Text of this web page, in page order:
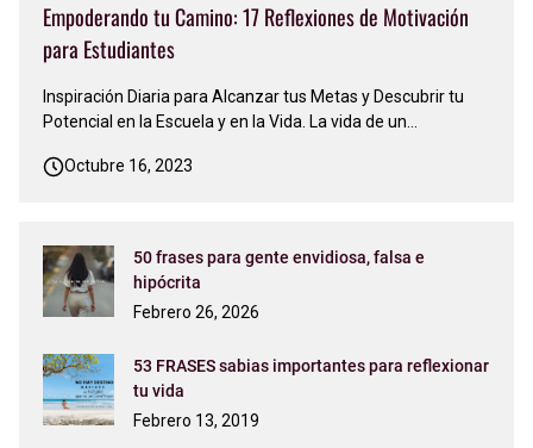
Empoderando tu Camino: 17 Reflexiones de Motivación
para Estudiantes
Inspiración Diaria para Alcanzar tus Metas y Descubrir tu
Potencial en la Escuela y en la Vida. La vida de un
desafiante. La búsqueda del conocimiento, el crecimiento
Octubre 16, 2023
50 frases para gente envidiosa, falsa e
hipócrita
Febrero 26, 2026
53 FRASES sabias importantes para reflexionar
tu vida
Febrero 13, 2019